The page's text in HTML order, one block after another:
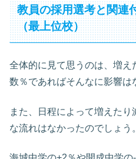
教員の採用選考と関連
（最上位校）
全体的に見て思うのは、増え
数％であればそんなに影響は
また、日程によって増えた
な流れはなかったのでしょう。